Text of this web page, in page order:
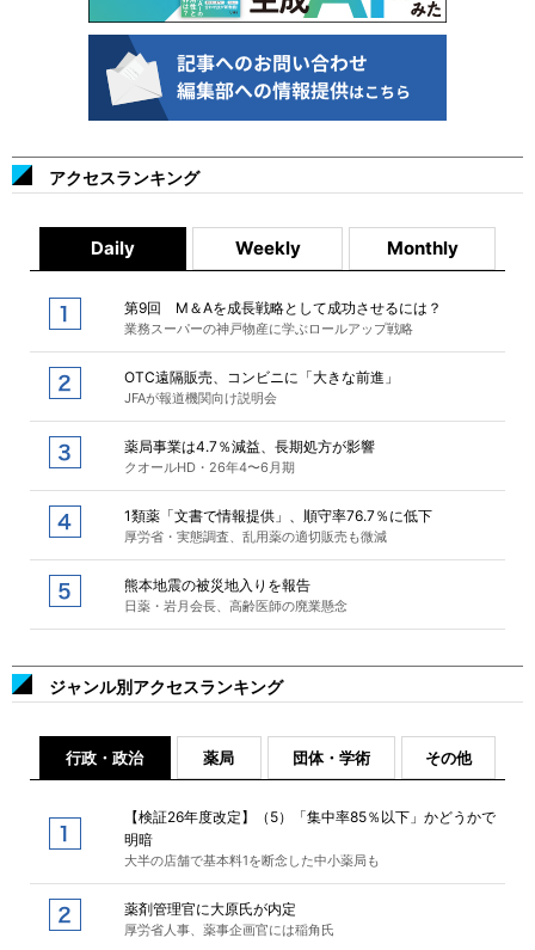
アクセスランキング
Daily Weekly Monthly
第9回 M＆Aを成長戦略として成功させるには？
業務スーパーの神戸物産に学ぶロールアップ戦略
OTC遠隔販売、コンビニに「大きな前進」
JFAが報道機関向け説明会
薬局事業は4.7％減益、長期処方が影響
クオールHD・26年4〜6月期
1類薬「文書で情報提供」、順守率76.7％に低下
厚労省・実態調査、乱用薬の適切販売も微減
熊本地震の被災地入りを報告
日薬・岩月会長、高齢医師の廃業懸念
ジャンル別アクセスランキング
行政・政治 薬局 団体・学術 その他
【検証26年度改定】（5）「集中率85％以下」かどうかで
明暗
大半の店舗で基本料1を断念した中小薬局も
薬剤管理官に大原氏が内定
厚労省人事、薬事企画官には稲角氏